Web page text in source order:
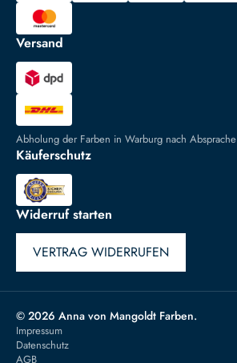
Versand
Abholung der Farben in Warburg nach Absprache
Käuferschutz
Widerruf starten
VERTRAG WIDERRUFEN
© 2026 Anna von Mangoldt Farben.
Impressum
Datenschutz
AGB